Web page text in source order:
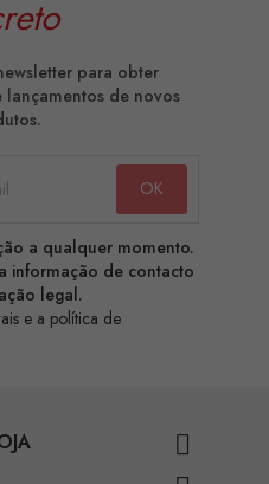
para obter
lançamentos de novos
a qualquer momento.
informação de contacto
legal.
e a política de
